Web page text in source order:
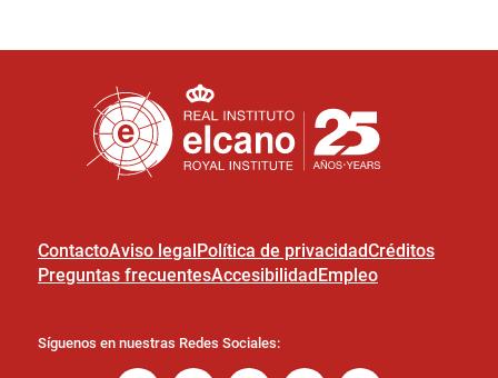
ContactoAviso legalPolítica de privacidadCréditos
Preguntas frecuentesAccesibilidadEmpleo
Síguenos en nuestras Redes Sociales: